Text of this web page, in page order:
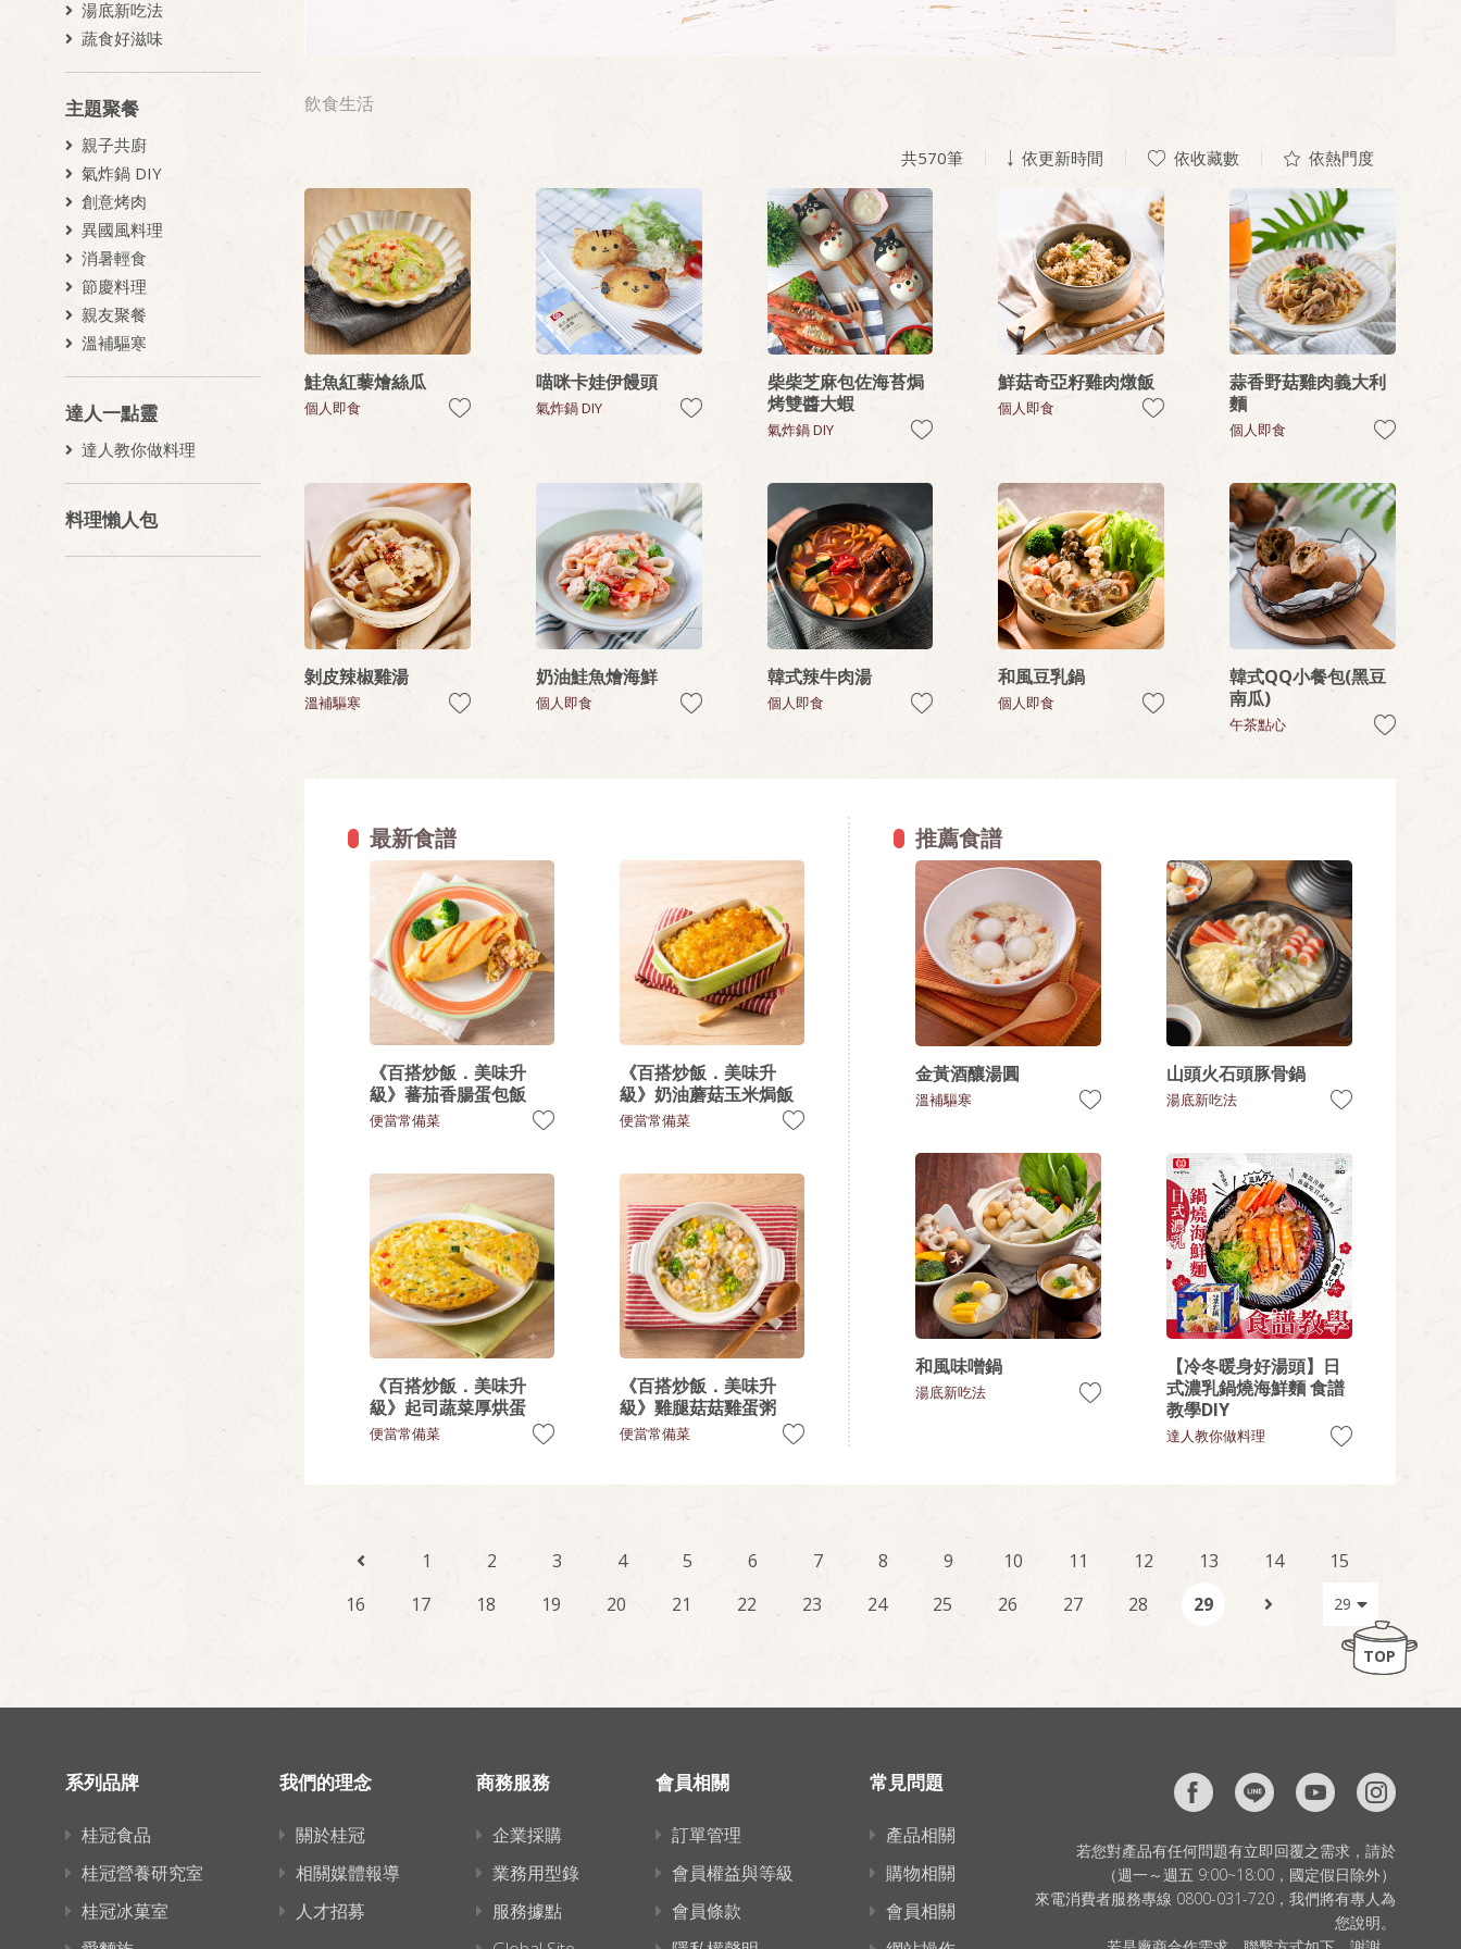
湯底新吃法
蔬食好滋味
主題聚餐
親子共廚
氣炸鍋 DIY
創意烤肉
異國風料理
消暑輕食
節慶料理
親友聚餐
溫補驅寒
達人一點靈
達人教你做料理
料理懶人包
飲食生活
共570筆 依更新時間 依收藏數 依熱門度
鮭魚紅藜燴絲瓜
個人即食
喵咪卡娃伊饅頭
氣炸鍋 DIY
柴柴芝麻包佐海苔焗
烤雙醬大蝦
氣炸鍋 DIY
鮮菇奇亞籽雞肉燉飯
個人即食
蒜香野菇雞肉義大利
麵
個人即食
剝皮辣椒雞湯
溫補驅寒
奶油鮭魚燴海鮮
個人即食
韓式辣牛肉湯
個人即食
和風豆乳鍋
個人即食
韓式QQ小餐包(黑豆
南瓜)
午茶點心
最新食譜
《百搭炒飯．美味升
級》蕃茄香腸蛋包飯
便當常備菜
《百搭炒飯．美味升
級》奶油蘑菇玉米焗飯
便當常備菜
《百搭炒飯．美味升
級》起司蔬菜厚烘蛋
便當常備菜
《百搭炒飯．美味升
級》雞腿菇菇雞蛋粥
便當常備菜
推薦食譜
金黃酒釀湯圓
溫補驅寒
山頭火石頭豚骨鍋
湯底新吃法
和風味噌鍋
湯底新吃法
【冷冬暖身好湯頭】日
式濃乳鍋燒海鮮麵 食譜
教學DIY
達人教你做料理
1 2 3 4 5 6 7 8 9 10 11 12 13 14
15
16
17 18 19 20 21 22 23 24 25 26 27 28 29
TOP
系列品牌
桂冠食品
桂冠營養研究室
桂冠冰菓室
我們的理念
關於桂冠
相關媒體報導
人才招募
商務服務
企業採購
業務用型錄
服務據點
會員相關
訂單管理
會員權益與等級
會員條款
常見問題
產品相關
購物相關
會員相關
若您對產品有任何問題有立即回覆之需求，請於
（週一～週五 9:00~18:00，國定假日除外）
來電消費者服務專線 0800-031-720，我們將有專人為
您說明。